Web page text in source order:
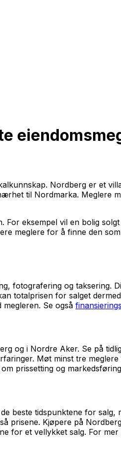
Nordberg er et
til Nordmarka. Meglere
For eksempel vil en bolig
meglere for å finne den
fotografering og taksering.
totalprisen for salget
Se også
og i Nordre Aker. Se på
Møt minst tre
prissetting og
beste tidspunktene for
Kjøpere på
for et vellykket salg. For